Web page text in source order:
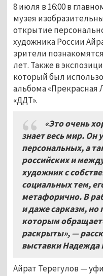
8 июля в 16:00 в
музея
открытие
художника России
зрители
лет. Также в
который был
альбома «Прекрасная
«ДДТ».
«Это очень
знает весь мир. Он
персональных, а
российских и
художник с
социальных тем,
метафорично. В
и даже сарказм, но
которым
раскрыты», —
выставки Надежда
Айрат Терегулов —